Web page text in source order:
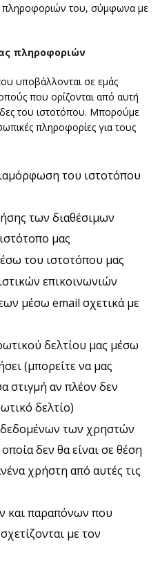
πληροφοριών του, σύμφωνα με
πληροφοριών
υποβάλλονται σε εμάς
που ορίζονται από αυτή
του ιστοτόπου. Μπορούμε
πληροφορίες για τους
του ιστοτόπου
των διαθέσιμων
μας
του ιστοτόπου μας
επικοινωνιών
μέσω email σχετικά με
δελτίου μας μέσω
(μπορείτε να μας
στιγμή αν πλέον δεν
δελτίο)
των χρηστών
δεν θα είναι σε θέση
χρήστη από αυτές τις
και παραπόνων που
με τον